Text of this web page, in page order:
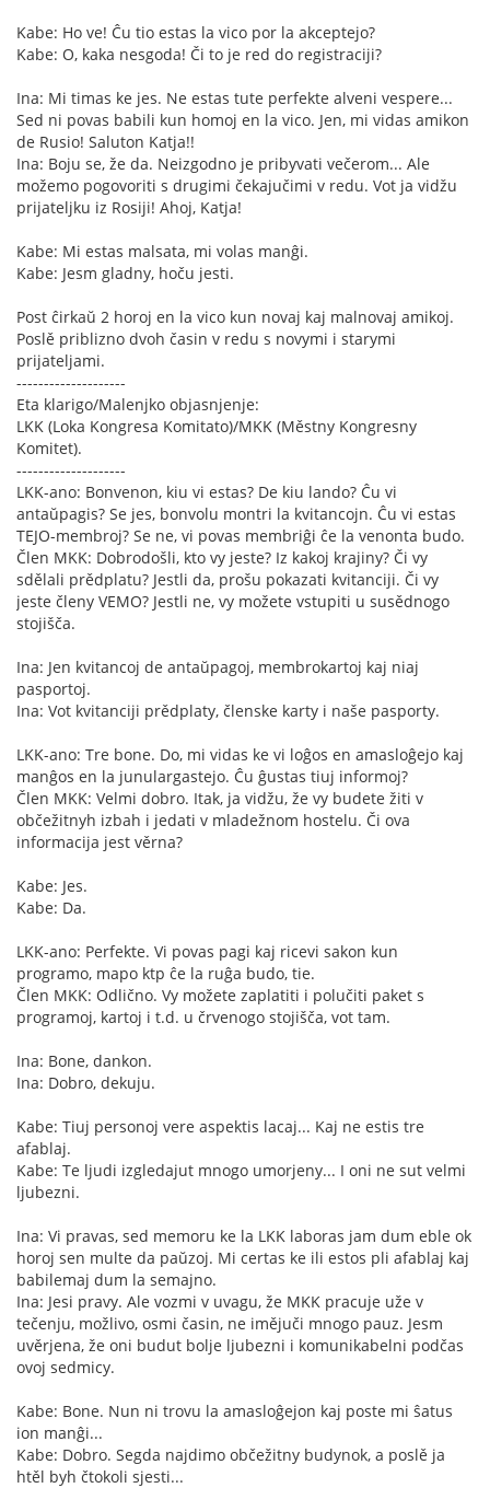
Kabe: Ho ve! Ĉu tio estas la vico por la akceptejo?
Kabe: O, kaka nesgoda! Či to je red do registraciji?
Ina: Mi timas ke jes. Ne estas tute perfekte alveni vespere...
Sed ni povas babili kun homoj en la vico. Jen, mi vidas amikon
de Rusio! Saluton Katja!!
Ina: Boju se, že da. Neizgodno je pribyvati večerom... Ale
možemo pogovoriti s drugimi čekajučimi v redu. Vot ja vidžu
prijateljku iz Rosiji! Ahoj, Katja!
Kabe: Mi estas malsata, mi volas manĝi.
Kabe: Jesm gladny, hoču jesti.
Post ĉirkaŭ 2 horoj en la vico kun novaj kaj malnovaj amikoj.
Poslě priblizno dvoh časin v redu s novymi i starymi
prijateljami.
--------------------
Eta klarigo/Malenjko objasnjenje:
LKK (Loka Kongresa Komitato)/MKK (Městny Kongresny
Komitet).
--------------------
LKK-ano: Bonvenon, kiu vi estas? De kiu lando? Ĉu vi
antaŭpagis? Se jes, bonvolu montri la kvitancojn. Ĉu vi estas
TEJO-membroj? Se ne, vi povas membriĝi ĉe la venonta budo.
Člen MKK: Dobrodošli, kto vy jeste? Iz kakoj krajiny? Či vy
sdělali prědplatu? Jestli da, prošu pokazati kvitanciji. Či vy
jeste členy VEMO? Jestli ne, vy možete vstupiti u susědnogo
stojišča.
Ina: Jen kvitancoj de antaŭpagoj, membrokartoj kaj niaj
pasportoj.
Ina: Vot kvitanciji prědplaty, členske karty i naše pasporty.
LKK-ano: Tre bone. Do, mi vidas ke vi loĝos en amasloĝejo kaj
manĝos en la junulargastejo. Ĉu ĝustas tiuj informoj?
Člen MKK: Velmi dobro. Itak, ja vidžu, že vy budete žiti v
občežitnyh izbah i jedati v mladežnom hostelu. Či ova
informacija jest věrna?
Kabe: Jes.
Kabe: Da.
LKK-ano: Perfekte. Vi povas pagi kaj ricevi sakon kun
programo, mapo ktp ĉe la ruĝa budo, tie.
Člen MKK: Odlično. Vy možete zaplatiti i polučiti paket s
programoj, kartoj i t.d. u črvenogo stojišča, vot tam.
Ina: Bone, dankon.
Ina: Dobro, dekuju.
Kabe: Tiuj personoj vere aspektis lacaj... Kaj ne estis tre
afablaj.
Kabe: Te ljudi izgledajut mnogo umorjeny... I oni ne sut velmi
ljubezni.
Ina: Vi pravas, sed memoru ke la LKK laboras jam dum eble ok
horoj sen multe da paŭzoj. Mi certas ke ili estos pli afablaj kaj
babilemaj dum la semajno.
Ina: Jesi pravy. Ale vozmi v uvagu, že MKK pracuje uže v
tečenju, možlivo, osmi časin, ne imějuči mnogo pauz. Jesm
uvěrjena, že oni budut bolje ljubezni i komunikabelni podčas
ovoj sedmicy.
Kabe: Bone. Nun ni trovu la amasloĝejon kaj poste mi ŝatus
ion manĝi...
Kabe: Dobro. Segda najdimo občežitny budynok, a poslě ja
htěl byh čtokoli sjesti...